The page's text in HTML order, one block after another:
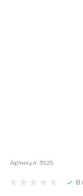
Артикул: 3925
В